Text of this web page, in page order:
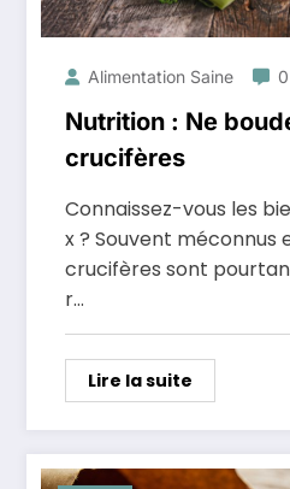
Alimentation Saine
Nutrition : Ne
crucifères
Connaissez-vous les
x ? Souvent méconnus
crucifères sont
r…
Lire la suite